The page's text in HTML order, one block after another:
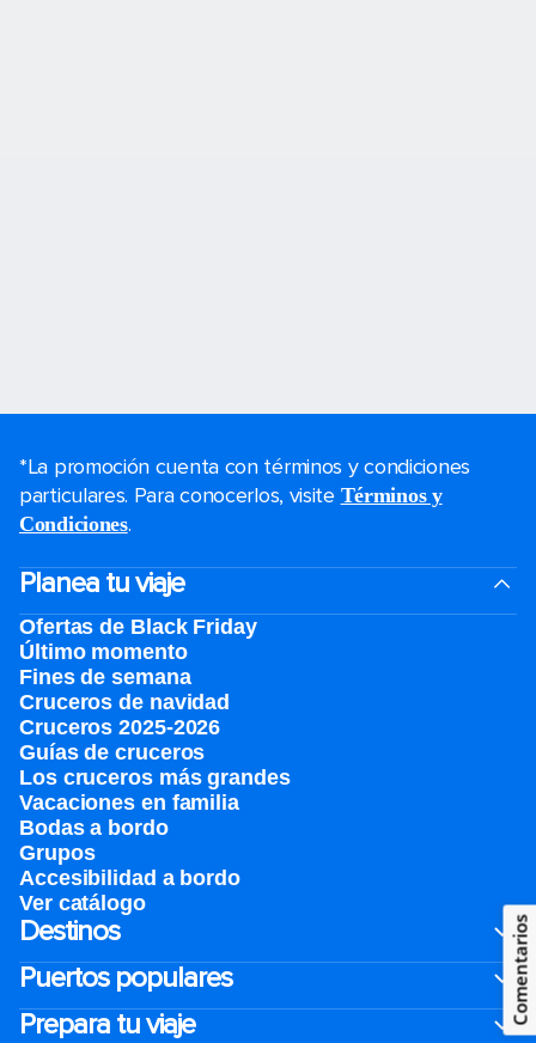
*La promoción cuenta con términos y condiciones
particulares. Para conocerlos, visite Términos y
Condiciones.
Planea tu viaje
Ofertas de Black Friday
Último momento
Fines de semana
Cruceros de navidad
Cruceros 2025-2026
Guías de cruceros
Los cruceros más grandes
Vacaciones en familia
Bodas a bordo
Grupos
Accesibilidad a bordo
Ver catálogo
Destinos
Puertos populares
Prepara tu viaje
Comentarios